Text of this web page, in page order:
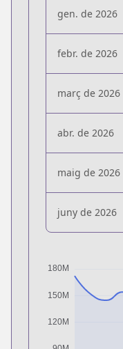
gen. de 2026
febr. de 2026
març de 2026
abr. de 2026
maig de 2026
juny de 2026